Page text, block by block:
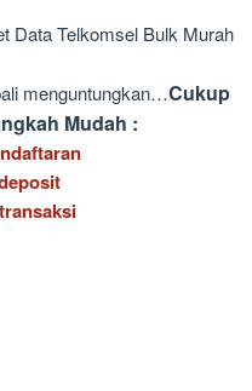
Data Telkomsel Bulk Murah
menguntungkan…Cukup
Mudah :